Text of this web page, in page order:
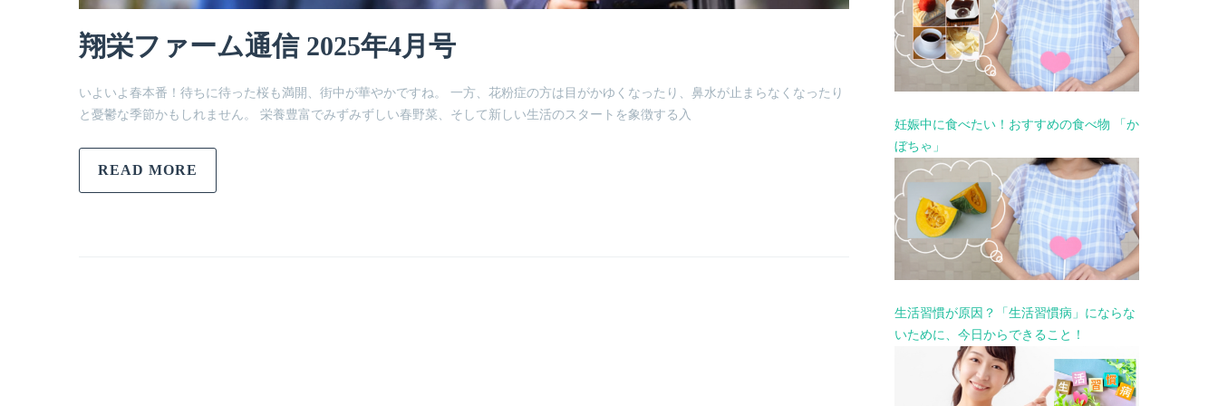
翔栄ファーム通信 2025年4月号
いよいよ春本番！待ちに待った桜も満開、街中が華やかですね。 一方、花粉症の方は目がかゆくなったり、鼻水が止まらなくなったり
と憂鬱な季節かもしれません。 栄養豊富でみずみずしい春野菜、そして新しい生活のスタートを象徴する入
READ MORE
妊娠中に食べたい！おすすめの食べ物 「か
ぼちゃ」
生活習慣が原因？「生活習慣病」にならな
いために、今日からできること！